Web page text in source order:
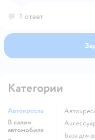
хорошо, но мы все
внимание на один
необычной формы.
пойдёт по краю
пуговицы-клеванты
колес.Желаем Вам
отличного
1 ответ
Категории
Автокресла
В салон
автомобиля
База для